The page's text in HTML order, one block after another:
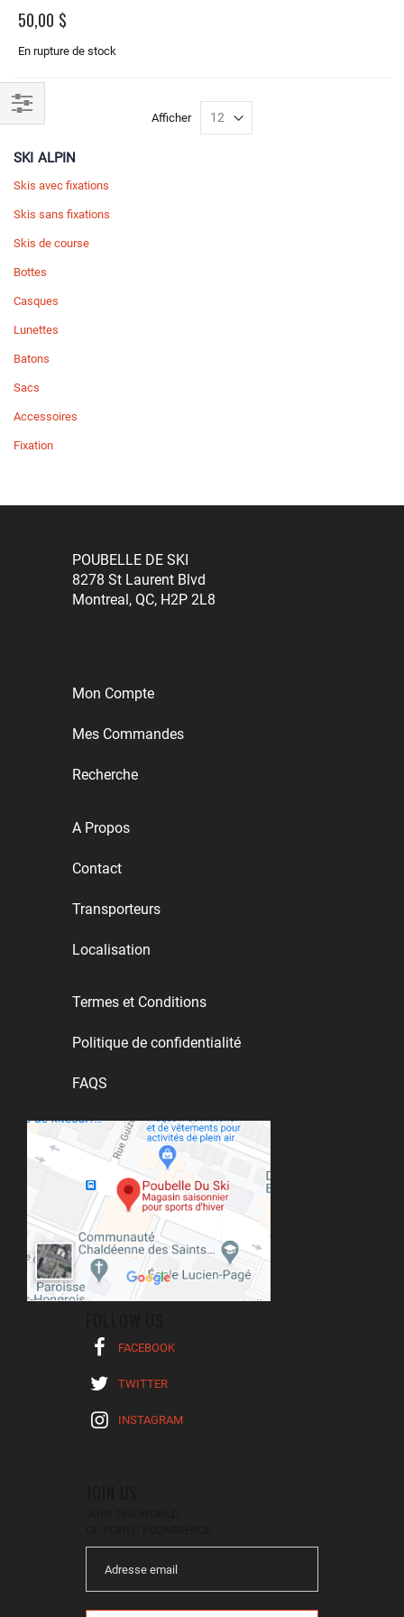
50,00 $
En rupture de stock
Afficher
SKI ALPIN
Skis avec fixations
Skis sans fixations
Skis de course
Bottes
Casques
Lunettes
Batons
Sacs
Accessoires
Fixation
Filtrer
par
POUBELLE DE SKI
8278 St Laurent Blvd
Montreal, QC, H2P 2L8
Mon Compte
Mes Commandes
Recherche
A Propos
Contact
Transporteurs
Localisation
Termes et Conditions
Politique de confidentialité
FAQS
FACEBOOK
TWITTER
INSTAGRAM